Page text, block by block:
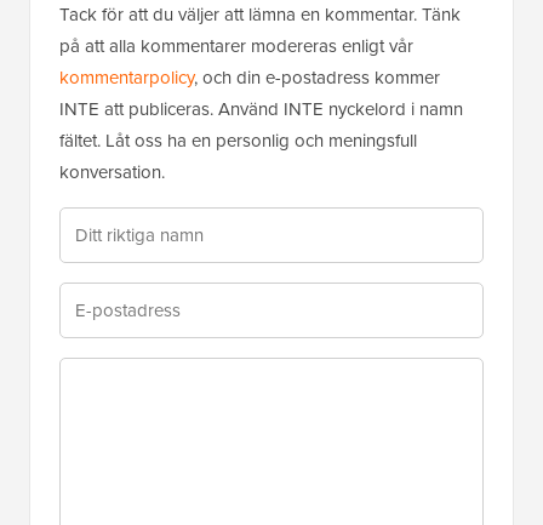
Tack för att du väljer att lämna en kommentar. Tänk
på att alla kommentarer modereras enligt vår
kommentarpolicy, och din e-postadress kommer
INTE att publiceras. Använd INTE nyckelord i namn
fältet. Låt oss ha en personlig och meningsfull
konversation.